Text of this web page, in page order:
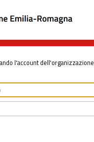
l'account dell'organizzazione